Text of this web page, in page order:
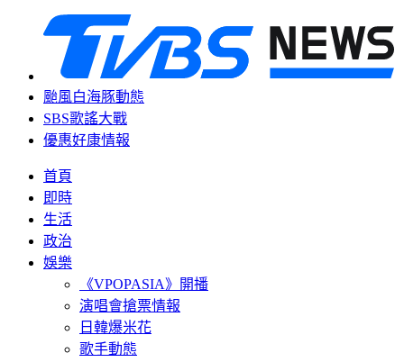
颱風白海豚動態
SBS歌謠大戰
優惠好康情報
首頁
即時
生活
政治
娛樂
《VPOPASIA》開播
演唱會搶票情報
日韓爆米花
歌手動態